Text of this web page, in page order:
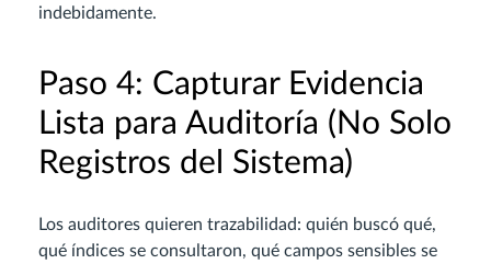
indebidamente.
Paso 4: Capturar Evidencia
Lista para Auditoría (No Solo
Registros del Sistema)
Los auditores quieren trazabilidad: quién buscó qué,
qué índices se consultaron, qué campos sensibles se